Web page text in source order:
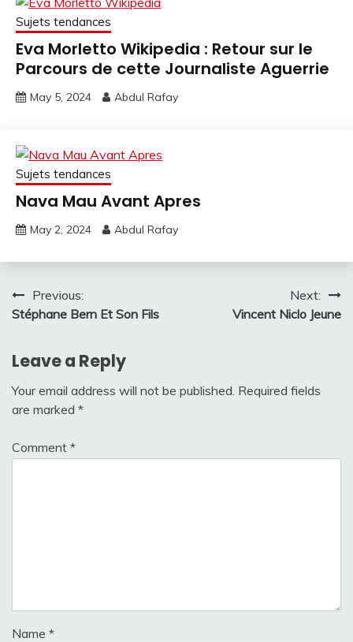
Sujets tendances
Eva Morletto Wikipedia : Retour sur le
Parcours de cette Journaliste Aguerrie
May 5, 2024 Abdul Rafay
Sujets tendances
Nava Mau Avant Apres
May 2, 2024 Abdul Rafay
Post
navigation
Previous:
Stéphane Bern Et Son Fils
Next:
Vincent Niclo Jeune
Leave a Reply
Your email address will not be published. Required fields
are marked *
Comment *
Name *